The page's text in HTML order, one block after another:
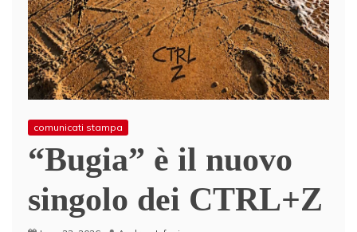
comunicati stampa
“Bugia” è il nuovo
singolo dei CTRL+Z